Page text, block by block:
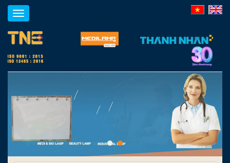
Toggle
navigation